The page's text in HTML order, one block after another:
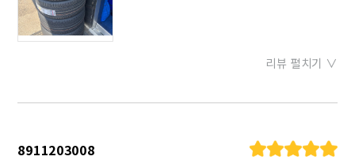
리뷰 펼치기 ∨
8911203008